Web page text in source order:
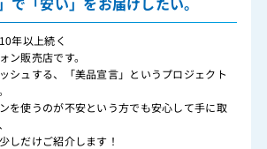
年以上続く
ン販売店です。
シュする、「美品宣言」というプロジェクト
を使うのが不安という方でも安心して手に取
しだけご紹介します！